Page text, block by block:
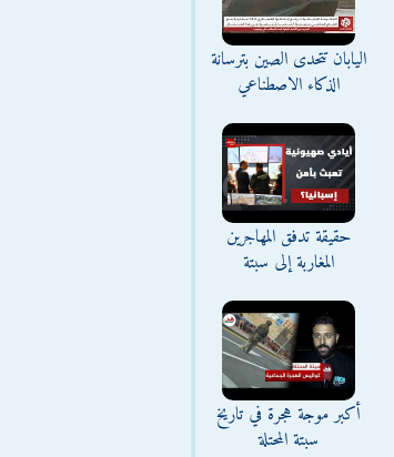
اليابان تتحدى الصين بترسانة
الذكاء الاصطناعي
حقيقة تدفق المهاجرين
المغاربة إلى سبتة
أكبر موجة هجرة في تاريخ
سبتة المحتلة